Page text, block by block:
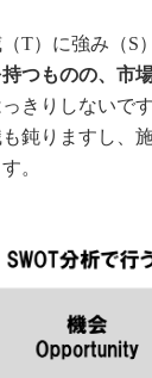
T）に強み（S
持つものの、市
きりしないで
鈍りますし、
。